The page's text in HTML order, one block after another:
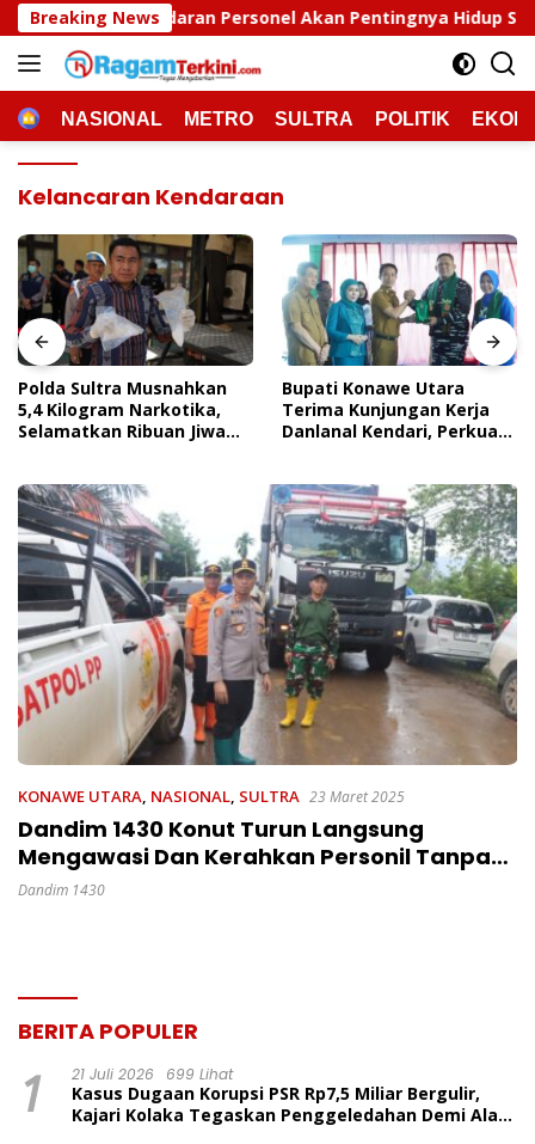
Langsung
ke
konten
Breaking News
Personel Akan Pentingnya Hidup Sehat Polda
HOMENASIONAL METRO SULTRA POLITIK
Kelancaran Kendaraan
Polda Sultra Musnahkan
5,4 Kilogram Narkotika,
Selamatkan Ribuan Jiwa
Bupati Konawe Utara
Terima Kunjungan Kerja
Danlanal Kendari, Perkuat
KONAWE UTARA, NASIONAL, SULTRA 23 Maret 2025
Dandim 1430 Konut Turun Langsung
Mengawasi Dan Kerahkan Personil Tanpa
Mengenal Waktu Demi Kelancaran
Dandim 1430
BERITA POPULER
1 21 Juli 2026 699 Lihat
Kasus Dugaan Korupsi PSR Rp7,5 Miliar Bergulir,
Kajari Kolaka Tegaskan Penggeledahan Demi Alat